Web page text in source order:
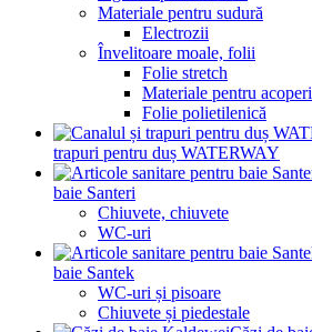
Materiale pentru sudură
Electrozii
Învelitoare moale, folii
Folie stretch
Materiale pentru
Folie polietilenică
trapuri pentru duș WATERWAY
baie Santeri
Chiuvete, chiuvete
WC-uri
baie Santek
WC-uri și pisoare
Chiuvete și piedestale